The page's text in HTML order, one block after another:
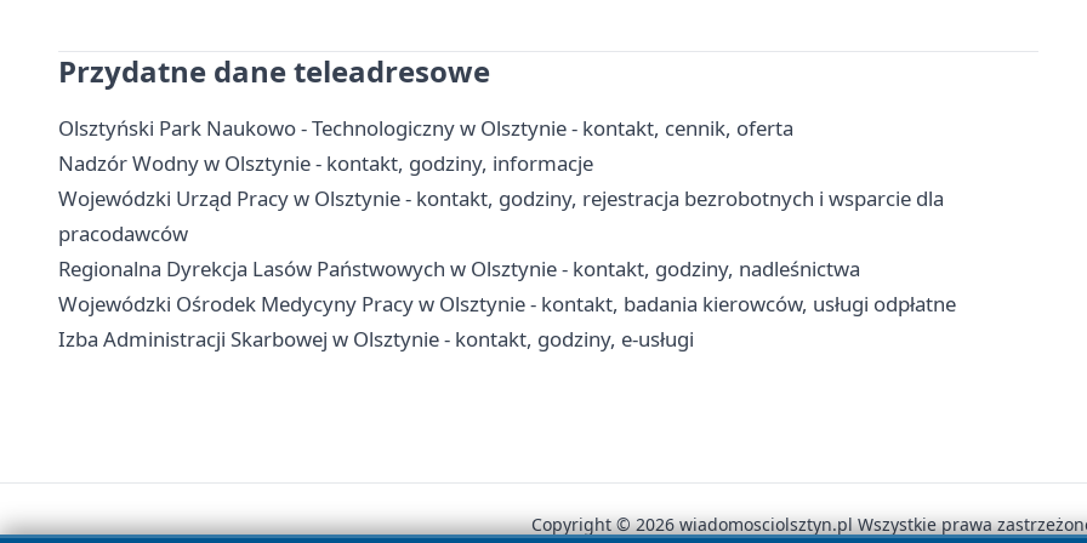
Przydatne dane teleadresowe
Olsztyński Park Naukowo - Technologiczny w Olsztynie - kontakt, cennik, oferta
Nadzór Wodny w Olsztynie - kontakt, godziny, informacje
Wojewódzki Urząd Pracy w Olsztynie - kontakt, godziny, rejestracja bezrobotnych i wsparcie dla
pracodawców
Regionalna Dyrekcja Lasów Państwowych w Olsztynie - kontakt, godziny, nadleśnictwa
Wojewódzki Ośrodek Medycyny Pracy w Olsztynie - kontakt, badania kierowców, usługi odpłatne
Izba Administracji Skarbowej w Olsztynie - kontakt, godziny, e-usługi
Copyright © 2026 wiadomosciolsztyn.pl Wszystkie prawa